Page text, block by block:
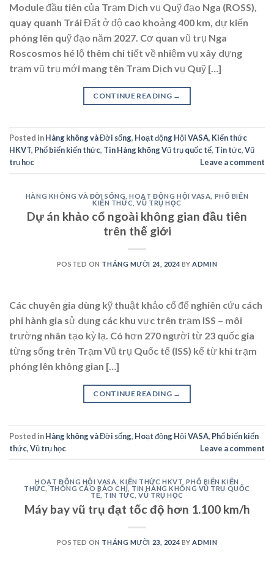
Module đầu tiên của Trạm Dịch vụ Quỹ đạo Nga (ROSS),
quay quanh Trái Đất ở độ cao khoảng 400 km, dự kiến
phóng lên quỹ đạo năm 2027. Cơ quan vũ trụ Nga
Roscosmos hé lộ thêm chi tiết về nhiệm vụ xây dựng
trạm vũ trụ mới mang tên Trạm Dịch vụ Quỹ […]
CONTINUE READING →
Posted inHàng không và Đời sống, Hoạt động Hội VASA, Kiến thức
HKVT, Phổ biến kiến thức, Tin Hàng không Vũ trụ quốc tế, Tin tức,Vũ
trụ học
Leave a comment
HÀNG KHÔNG VÀ ĐỜI SỐNG ,HOẠT ĐỘNG HỘI VASA
PHỔ BIẾN
KIẾN THỨC ,VŨ TRỤ HỌC
Dự án khảo cổ ngoài không gian đầu tiên
trên thế giới
POSTED ON THÁNG MƯỜI 24, 2024 BYADMIN
Các chuyên gia dùng kỹ thuật khảo cổ để nghiên cứu cách
phi hành gia sử dụng các khu vực trên trạm ISS – môi
trường nhân tạo kỳ lạ. Có hơn 270 người từ 23 quốc gia
từng sống trên Trạm Vũ trụ Quốc tế (ISS) kể từ khi trạm
phóng lên không gian […]
CONTINUE READING →
Posted inHàng không và Đời sống, Hoạt động Hội VASA, Phổ biến kiến
thức,Vũ trụ học Leave a comment
HOẠT ĐỘNG HỘI VASA ,KIẾN THỨC HKVT ,PHỔ BIẾN KIẾN
THỨC
THÔNG CÁO BÁO CHÍ
TIN HÀNG KHÔNG VŨ TRỤ QUỐC
TẾ TIN TỨC ,VŨ TRỤ HỌC
Máy bay vũ trụ đạt tốc độ hơn 1.100 km/h
POSTED ON THÁNG MƯỜI 23, 2024 BYADMIN